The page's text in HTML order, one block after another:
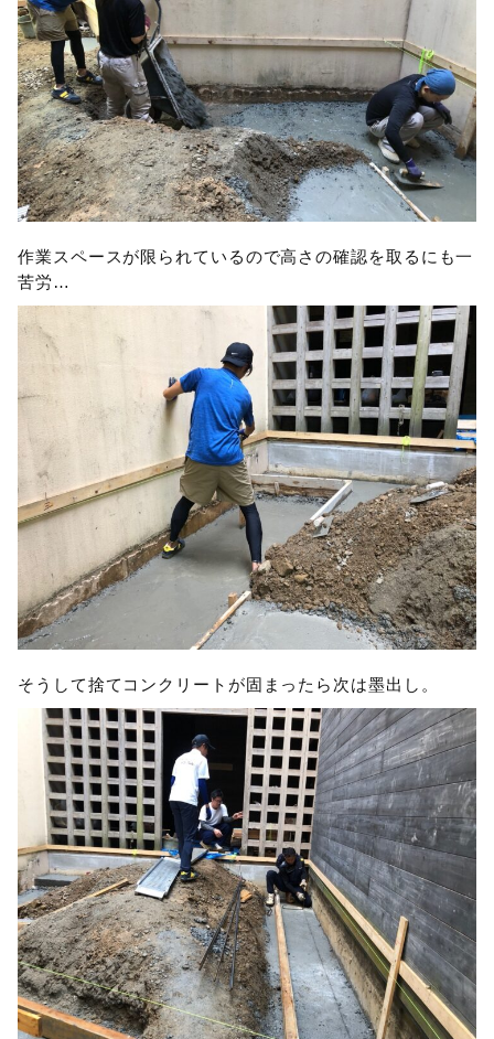
作業スペースが限られているので高さの確認を取るにも一
苦労…
そうして捨てコンクリートが固まったら次は墨出し。